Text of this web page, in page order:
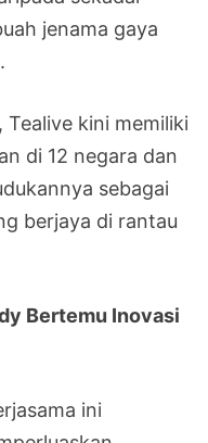
jenama gaya
Tealive kini memiliki
di 12 negara dan
sebagai
berjaya di rantau
Bertemu Inovasi
ini